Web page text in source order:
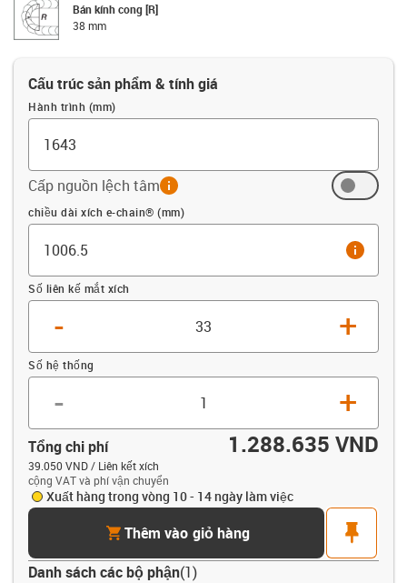
Bán kính cong [R]
38 mm
Cấu trúc sản phẩm & tính giá
Hành trình (mm)
Cấp nguồn lệch tâminfo
Offset (mm)
chiều dài xích e-chain® (mm)
info
Số liên kế mắt xích
- +
Số hệ thống
- +
Tổng chi phí 1.288.635 VND
39.050 VND / Liên kết xích
cộng VAT và phí vận chuyển
Xuất hàng trong vòng 10 - 14 ngày làm việc
cartThêm vào giỏ hàng
pin
Danh sách các bộ phận(1)